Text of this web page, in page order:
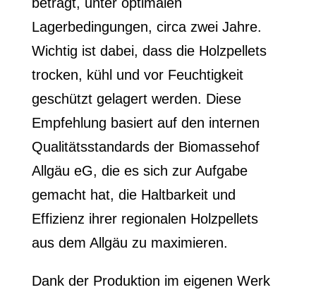
Lagerbedingungen, circa zwei Jahre.
Wichtig ist dabei, dass die Holzpellets
trocken, kühl und vor Feuchtigkeit
geschützt gelagert werden. Diese
Empfehlung basiert auf den internen
Qualitätsstandards der Biomassehof
Allgäu eG, die es sich zur Aufgabe
gemacht hat, die Haltbarkeit und
Effizienz ihrer regionalen Holzpellets
aus dem Allgäu zu maximieren.
Dank der Produktion im eigenen Werk